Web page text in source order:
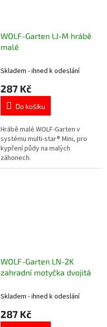
WOLF-Garten LJ-M hrábě
malé
Skladem - ihned k odeslání
287 Kč
Do košíku
Hrábě malé WOLF-Garten v
systému multi-star® Mini, pro
kypření půdy na malých
záhonech.
WOLF-Garten LN-2K
zahradní motyčka dvojitá
Skladem - ihned k odeslání
287 Kč